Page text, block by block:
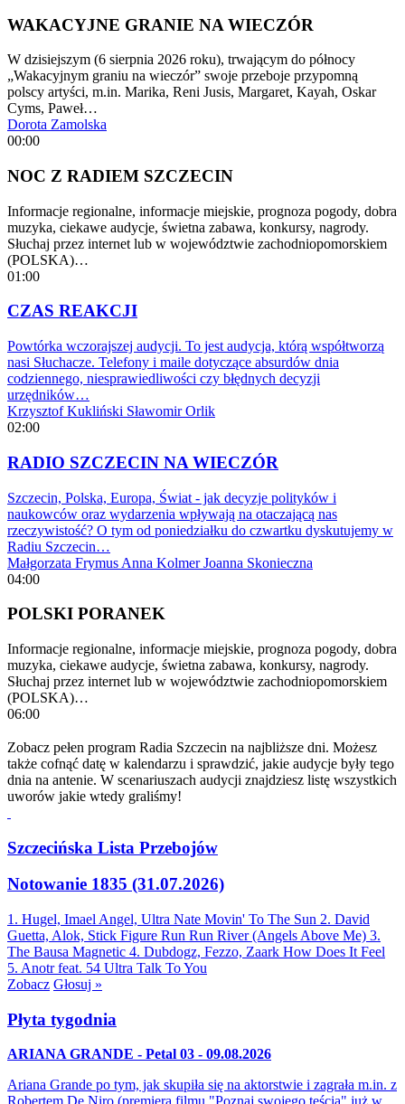
WAKACYJNE GRANIE NA WIECZÓR
W dzisiejszym (6 sierpnia 2026 roku), trwającym do północy
„Wakacyjnym graniu na wieczór” swoje przeboje przypomną
polscy artyści, m.in. Marika, Reni Jusis, Margaret, Kayah, Oskar
Cyms, Paweł…
Dorota Zamolska
00:00
NOC Z RADIEM SZCZECIN
Informacje regionalne, informacje miejskie, prognoza pogody, dobra
muzyka, ciekawe audycje, świetna zabawa, konkursy, nagrody.
Słuchaj przez internet lub w województwie zachodniopomorskiem
(POLSKA)…
01:00
CZAS REAKCJI
Powtórka wczorajszej audycji. To jest audycja, którą współtworzą
nasi Słuchacze. Telefony i maile dotyczące absurdów dnia
codziennego, niesprawiedliwości czy błędnych decyzji
urzędników…
Krzysztof Kukliński Sławomir Orlik
02:00
RADIO SZCZECIN NA WIECZÓR
Szczecin, Polska, Europa, Świat - jak decyzje polityków i
naukowców oraz wydarzenia wpływają na otaczającą nas
rzeczywistość? O tym od poniedziałku do czwartku dyskutujemy w
Radiu Szczecin…
Małgorzata Frymus Anna Kolmer Joanna Skonieczna
04:00
POLSKI PORANEK
Informacje regionalne, informacje miejskie, prognoza pogody, dobra
muzyka, ciekawe audycje, świetna zabawa, konkursy, nagrody.
Słuchaj przez internet lub w województwie zachodniopomorskiem
(POLSKA)…
06:00
Zobacz pełen program Radia Szczecin na najbliższe dni. Możesz
także cofnąć datę w kalendarzu i sprawdzić, jakie audycje były tego
dnia na antenie. W scenariuszach audycji znajdziesz listę wszystkich
uworów jakie wtedy graliśmy!
Szczecińska Lista Przebojów
Notowanie 1835 (31.07.2026)
1. Hugel, Imael Angel, Ultra Nate Movin' To The Sun 2. David
Guetta, Alok, Stick Figure Run Run River (Angels Above Me) 3.
The Bausa Magnetic 4. Dubdogz, Fezzo, Zaark How Does It Feel
5. Anotr feat. 54 Ultra Talk To You
Zobacz Głosuj »
Płyta tygodnia
ARIANA GRANDE - Petal 03 - 09.08.2026
Ariana Grande po tym, jak skupiła się na aktorstwie i zagrała m.in. z